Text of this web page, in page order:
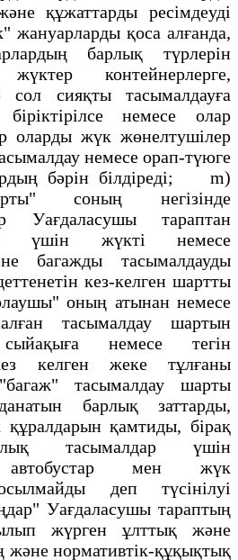
құжаттарды ресiмдеудi
қоса алғанда,
барлық түрлерiн
контейнерлерге,
сол сияқты тасымалдауға
бiрiктiрiлсе немесе олар
оларды жүк жөнелтушілер
немесе орап-түюге
бәрiн бiлдiредi; m)
соның негiзiнде
Уағдаласушы тараптан
үшiн жүктi немесе
багажды тасымалдауды
кез-келген шартты
оның атынан немесе
тасымалдау шартын
немесе тегiн
келген жеке тұлғаны
тасымалдау шарты
барлық заттарды,
қамтиды, бiрақ
тасымалдар үшiн
автобустар мен жүк
деп түсiнiлуi
Уағдаласушы тараптың
жүрген ұлттық және
және нормативтiк-құқықтық